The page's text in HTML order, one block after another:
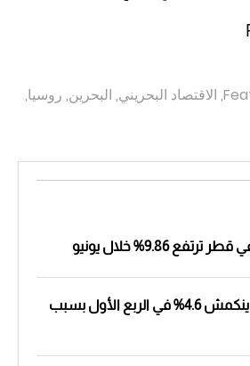
, الاقتصاد البحريني, البحرين, روسيا,
9.86% خلال يونيو
الاقتصاد الكويتي ينكمش 4.6% في الربع الأول بسبب